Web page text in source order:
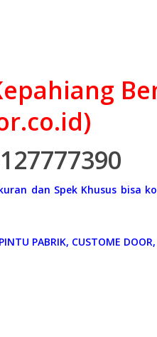
dan Spek Khusus bisa
PABRIK, CUSTOME